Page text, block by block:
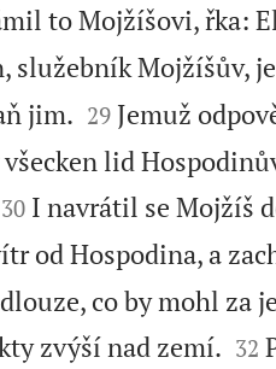
to Mojžíšovi, řka:
služebník Mojžíšův,
jim.
29 Jemuž
lid

30 I navrátil se Mojžíš
od Hospodina, a
co by mohl za
zvýší nad zemí.
32